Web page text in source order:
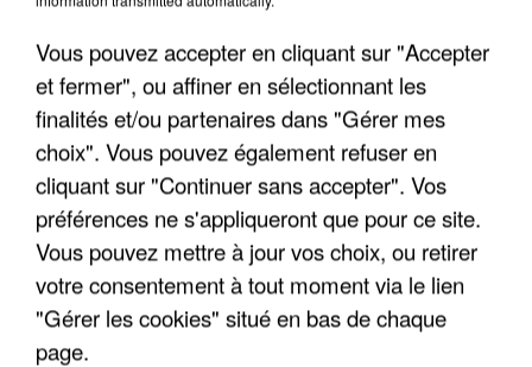
Un second cadre de la DZ Mafia interpellé en
Algérie
Un cofondateur du réseau avait été interpellé
quelques jours plus tôt.
Vous pouvez accepter en cliquant sur "Accepter
et fermer", ou affiner en sélectionnant les
finalités et/ou partenaires dans "Gérer mes
choix". Vous pouvez également refuser en
cliquant sur "Continuer sans accepter". Vos
préférences ne s'appliqueront que pour ce site.
Vous pouvez mettre à jour vos choix, ou retirer
votre consentement à tout moment via le lien
"Gérer les cookies" situé en bas de chaque
page.